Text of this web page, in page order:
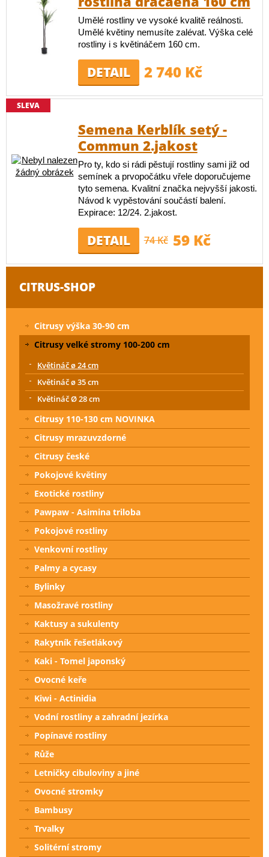
Umělé rostliny ve vysoké kvalitě reálnosti.
Umělé květiny nemusíte zalévat. Výška celé
rostliny i s květináčem 160 cm.
DETAIL 2 740 Kč
SLEVA
Semena Kerblík setý -
Commun 2.jakost
Pro ty, kdo si rádi pěstují rostliny sami již od
semínek a prvopočátku vřele doporučujeme
tyto semena. Kvalitní značka nejvyšší jakosti.
Návod k vypěstování součástí balení.
Expirace: 12/24. 2.jakost.
DETAIL 74 Kč 59 Kč
CITRUS-SHOP
Citrusy výška 30-90 cm
Citrusy velké stromy 100-200 cm
Květináč ø 24 cm
Květináč ø 35 cm
Květináč Ø 28 cm
Citrusy 110-130 cm NOVINKA
Citrusy mrazuvzdorné
Citrusy české
Pokojové květiny
Exotické rostliny
Pawpaw - Asimina triloba
Pokojové rostliny
Venkovní rostliny
Palmy a cycasy
Bylinky
Masožravé rostliny
Kaktusy a sukulenty
Rakytník řešetlákový
Kaki - Tomel japonský
Ovocné keře
Kiwi - Actinidia
Vodní rostliny a zahradní jezírka
Popínavé rostliny
Růže
Letničky cibuloviny a jiné
Ovocné stromky
Bambusy
Trvalky
Solitérní stromy